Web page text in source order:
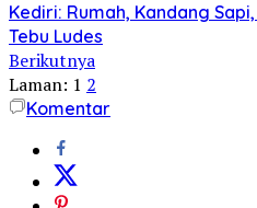
Kediri: Rumah, Kandang
Tebu Ludes
Berikutnya
Laman: 1 2
Komentar